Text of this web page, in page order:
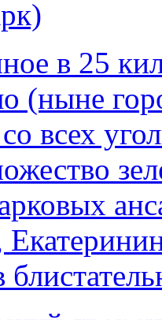
в 25
(ныне
со всех